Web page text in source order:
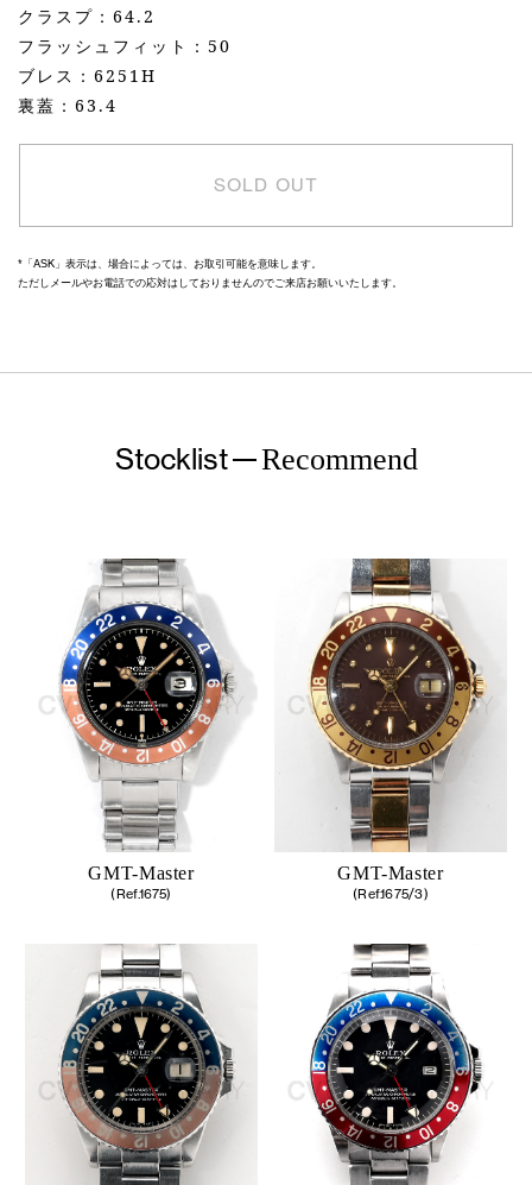
クラスプ：64.2
フラッシュフィット：50
ブレス：6251H
裏蓋：63.4
SOLD OUT
*「ASK」表示は、場合によっては、お取引可能を意味します。
ただしメールやお電話での応対はしておりませんのでご来店お願いいたします。
Stocklist Recommend
GMT-Master
(Ref.1675)
GMT-Master
(Ref.1675/3)